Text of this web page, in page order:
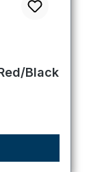
4 von 5 Sternen
Black